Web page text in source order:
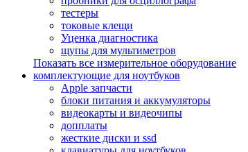
тестеры
токовые клещи
Уценка диагностика
щупы для мультиметров
Показать все измерительное оборудование
комплектующие для ноутбуков
Apple запчасти
блоки питания и аккумуляторы
видеокарты и видеочипы
допплаты
жесткие диски и ssd